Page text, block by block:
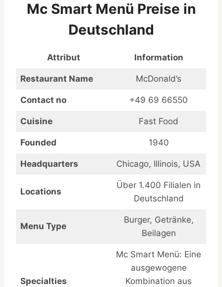
Mc Smart Menü Preise in
Deutschland
Attribut Information
Restaurant Name McDonald’s
Contact no +49 69 66550
Cuisine Fast Food
Founded 1940
Headquarters Chicago, Illinois, USA
Locations
Über 1.400 Filialen in
Deutschland
Menu Type
Burger, Getränke,
Beilagen
Specialties
Mc Smart Menü: Eine
ausgewogene
Kombination aus